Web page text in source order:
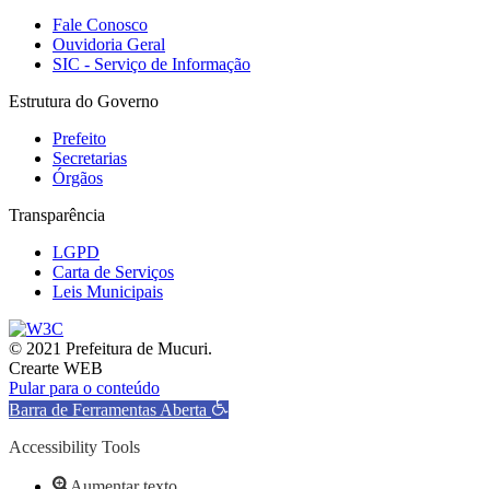
Fale Conosco
Ouvidoria Geral
SIC - Serviço de Informação
Estrutura do Governo
Prefeito
Secretarias
Órgãos
Transparência
LGPD
Carta de Serviços
Leis Municipais
© 2021 Prefeitura de Mucuri.
Crearte WEB
Pular para o conteúdo
Barra de Ferramentas Aberta
Accessibility Tools